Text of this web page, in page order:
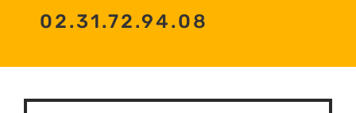
02.31.72.94.08